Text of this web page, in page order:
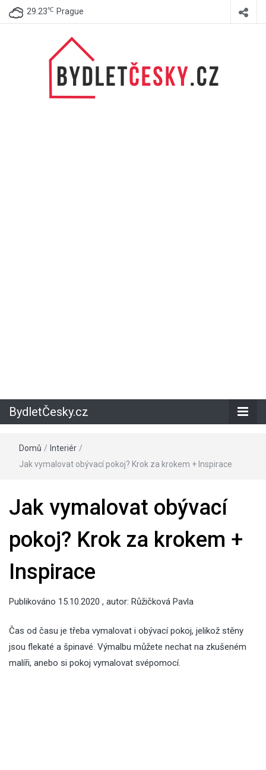
29.23℃ Prague
BydletČesky.cz
Domů / Interiér /
Jak vymalovat obývací pokoj? Krok za krokem + Inspirace
Jak vymalovat obývací
pokoj? Krok za krokem +
Inspirace
Publikováno 15.10.2020 , autor: Růžičková Pavla
Čas od času je třeba vymalovat i obývací pokoj, jelikož stěny
jsou flekaté a špinavé. Výmalbu můžete nechat na zkušeném
malíři, anebo si pokoj vymalovat svépomocí.